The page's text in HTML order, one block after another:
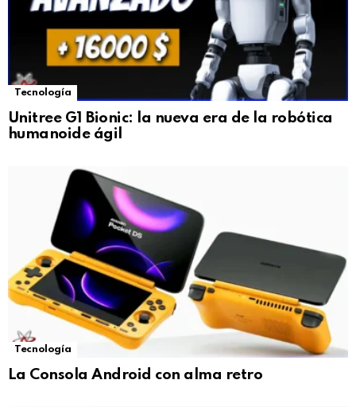
Tecnología
Unitree G1 Bionic: la nueva era de la robótica
humanoide ágil
Tecnología
La Consola Android con alma retro